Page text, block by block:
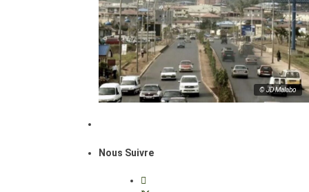
© JD Malabo
Nous Suivre